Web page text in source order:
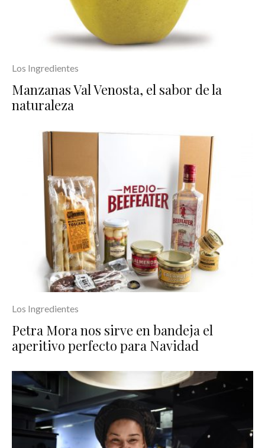
Los Ingredientes
Manzanas Val Venosta, el sabor de la
naturaleza
Los Ingredientes
Petra Mora nos sirve en bandeja el
aperitivo perfecto para Navidad